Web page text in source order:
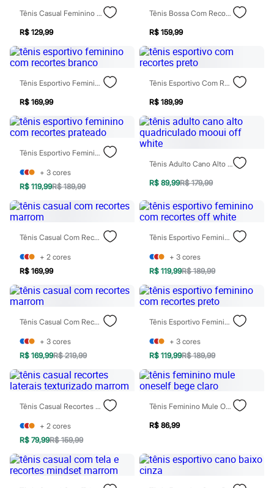
Chinelos
Rasteirinhas
Sandálias
Sapatilhas
Tênis
Marcas
City
Clock House
Mindset
Sawary
Yessica
Moda esportiva
Acessórios
Blusas
Calçados
Leggings
Shorts e Bermudas
Tops
Moda íntima
Calcinhas
Cintas e Modeladores
Pijamas
Sutiãs e Tops
Moda praia
Biquínis
Maiôs
Personagens
Blusas e Camisetas
Calças
Casacos e Jaquetas
Jeans
Moda esportiva
Shorts e Saias
Vestidos
Masculino
Em alta
Dia dos Pais
Inverno
Novidades
Roupas
Tênis Casual Feminino Com Recorte Via Uno Marrom
R$ 129,99
Tênis Bossa Com Recortes Branco
R$ 159,99
Tênis Esportivo Feminino Com Recortes Branco
R$ 169,99
Tênis Esportivo Com Recortes Preto
R$ 189,99
Tênis Esportivo Feminino Com Recortes Prateado
+ 3 cores
R$ 119,99R$ 189,99
Tênis Adulto Cano Alto Quadriculado Mooui Off White
R$ 89,99R$ 179,99
Tênis Casual Com Recortes Marrom
+ 2 cores
R$ 169,99
Tênis Esportivo Feminino Com Recortes Off White
+ 3 cores
R$ 119,99R$ 189,99
Tênis Casual Com Recortes Marrom
+ 3 cores
R$ 169,99R$ 219,99
Tênis Esportivo Feminino Com Recortes Preto
+ 3 cores
R$ 119,99R$ 189,99
Tênis Casual Recortes Laterais Texturizado Marrom
+ 2 cores
R$ 79,99R$ 159,99
Tênis Feminino Mule Oneself Bege Claro
R$ 86,99